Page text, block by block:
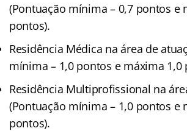
(Pontuação mínima – 0,7 pontos e
pontos).
Residência Médica na área de
mínima – 1,0 pontos e máxima 1,0
Residência Multiprofissional na
(Pontuação mínima – 1,0 pontos e
pontos).